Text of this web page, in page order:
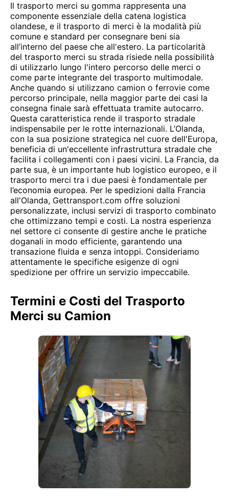
Il trasporto merci su gomma rappresenta una
componente essenziale della catena logistica
olandese, e il trasporto di merci è la modalità più
comune e standard per consegnare beni sia
all’interno del paese che all'estero. La particolarità
del trasporto merci su strada risiede nella possibilità
di utilizzarlo lungo l'intero percorso delle merci o
come parte integrante del trasporto multimodale.
Anche quando si utilizzano camion o ferrovie come
percorso principale, nella maggior parte dei casi la
consegna finale sarà effettuata tramite autocarro.
Questa caratteristica rende il trasporto stradale
indispensabile per le rotte internazionali. L’Olanda,
con la sua posizione strategica nel cuore dell'Europa,
beneficia di un'eccellente infrastruttura stradale che
facilita i collegamenti con i paesi vicini. La Francia, da
parte sua, è un importante hub logistico europeo, e il
trasporto merci tra i due paesi è fondamentale per
l’economia europea. Per le spedizioni dalla Francia
all'Olanda, Gettransport.com offre soluzioni
personalizzate, inclusi servizi di trasporto combinato
che ottimizzano tempi e costi. La nostra esperienza
nel settore ci consente di gestire anche le pratiche
doganali in modo efficiente, garantendo una
transazione fluida e senza intoppi. Consideriamo
attentamente le specifiche esigenze di ogni
spedizione per offrire un servizio impeccabile.
Termini e Costi del Trasporto
Merci su Camion